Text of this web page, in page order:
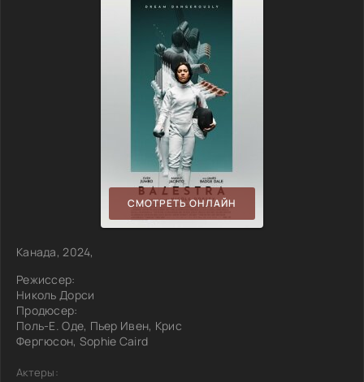
СМОТРЕТЬ ОНЛАЙН
Канада, 2024,
Режиссер:
Николь Дорси
Продюсер:
Поль-Е. Оде, Пьер Ивен, Крис
Фергюсон, Sophie Caird
Актеры: